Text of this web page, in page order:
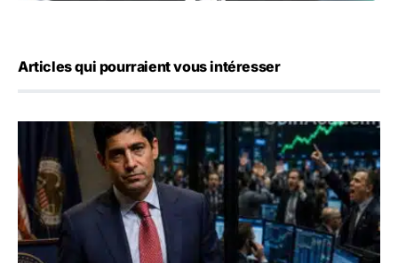
Articles qui pourraient vous intéresser
Emploi américain : 23 000 postes détruits en juillet, les